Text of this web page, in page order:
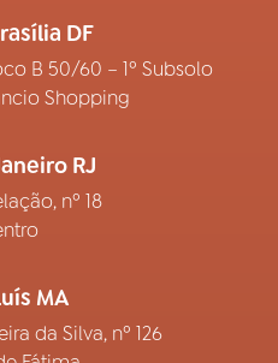
DF
B 50/60 – 1º Subsolo
Shopping
RJ
nº 18
MA
da Silva, nº 126